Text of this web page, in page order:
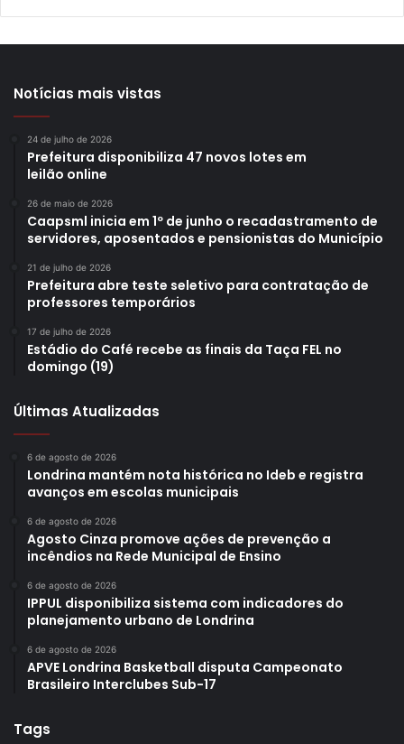
Notícias mais vistas
24 de julho de 2026
Prefeitura disponibiliza 47 novos lotes em
leilão online
26 de maio de 2026
Caapsml inicia em 1º de junho o recadastramento de
servidores, aposentados e pensionistas do Município
21 de julho de 2026
Prefeitura abre teste seletivo para contratação de
professores temporários
17 de julho de 2026
Estádio do Café recebe as finais da Taça FEL no
domingo (19)
Últimas Atualizadas
6 de agosto de 2026
Londrina mantém nota histórica no Ideb e registra
avanços em escolas municipais
6 de agosto de 2026
Agosto Cinza promove ações de prevenção a
incêndios na Rede Municipal de Ensino
6 de agosto de 2026
IPPUL disponibiliza sistema com indicadores do
planejamento urbano de Londrina
6 de agosto de 2026
APVE Londrina Basketball disputa Campeonato
Brasileiro Interclubes Sub-17
Tags